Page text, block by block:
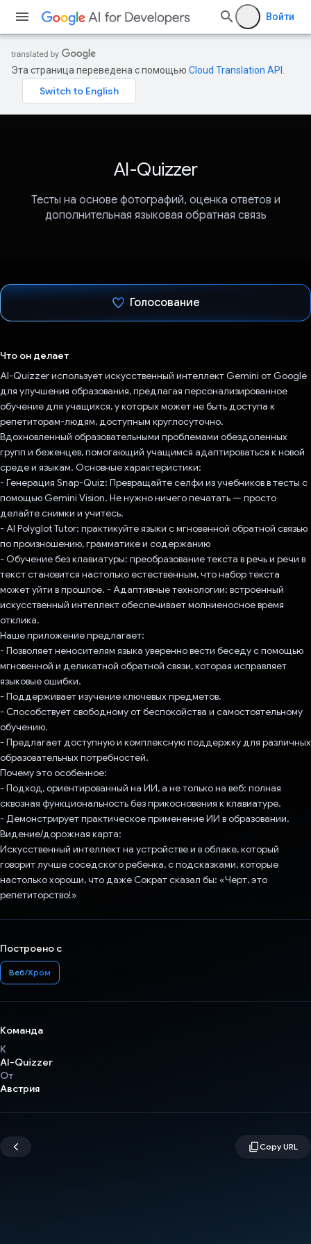
Войти
Эта страница переведена с помощью Cloud Translation API
AI-Quizzer
Тесты на основе фотографий, оценка ответов и
дополнительная языковая обратная связь
Голосование
Что он делает
AI-Quizzer использует искусственный интеллект Gemini от Google
для улучшения образования, предлагая персонализированное
обучение для учащихся, у которых может не быть доступа к
репетиторам-людям, доступным круглосуточно.
Вдохновленный образовательными проблемами обездоленных
групп и беженцев, помогающий учащимся адаптироваться к новой
среде и языкам. Основные характеристики:
- Генерация Snap-Quiz: Превращайте селфи из учебников в тесты с
помощью Gemini Vision. Не нужно ничего печатать — просто
делайте снимки и учитесь.
- AI Polyglot Tutor: практикуйте языки с мгновенной обратной связью
по произношению, грамматике и содержанию
- Обучение без клавиатуры: преобразование текста в речь и речи в
текст становится настолько естественным, что набор текста
может уйти в прошлое. - Адаптивные технологии: встроенный
искусственный интеллект обеспечивает молниеносное время
отклика.
Наше приложение предлагает:
- Позволяет неносителям языка уверенно вести беседу с помощью
мгновенной и деликатной обратной связи, которая исправляет
языковые ошибки.
- Поддерживает изучение ключевых предметов.
- Способствует свободному от беспокойства и самостоятельному
обучению.
- Предлагает доступную и комплексную поддержку для различных
образовательных потребностей.
Почему это особенное:
- Подход, ориентированный на ИИ, а не только на веб: полная
сквозная функциональность без прикосновения к клавиатуре.
- Демонстрирует практическое применение ИИ в образовании.
Видение/дорожная карта:
Искусственный интеллект на устройстве и в облаке, который
говорит лучше соседского ребенка, с подсказками, которые
настолько хороши, что даже Сократ сказал бы: «Черт, это
репетиторство!»
Построено с
Веб/Хром
Команда
К
AI-Quizzer
От
Австрия